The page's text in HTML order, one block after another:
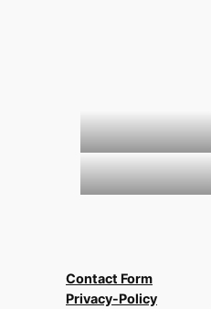
Contact Form
Privacy-Policy